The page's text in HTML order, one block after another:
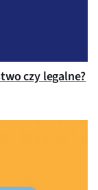
czy legalne?